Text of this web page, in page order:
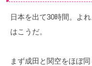
日本を出て30時間。よ
はこうだ。
まず成田と関空をほぼ